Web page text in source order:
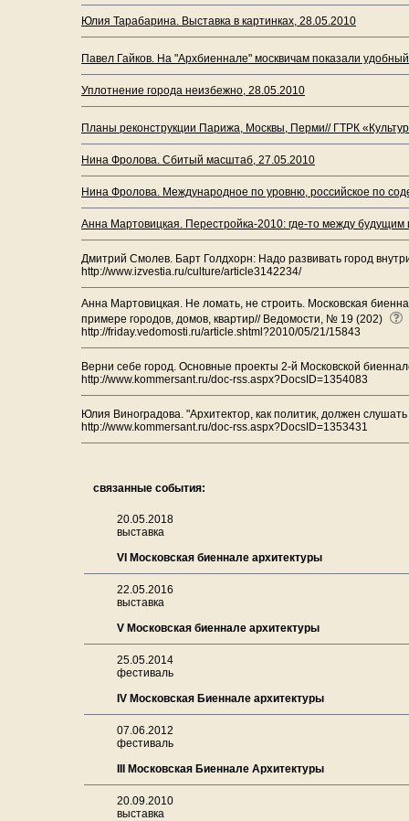
Юлия Тарабарина. Выставка в картинках, 28.05.2010
Павел Гайков. На "Архбиеннале" москвичам показали
Уплотнение города неизбежно, 28.05.2010
Планы реконструкции Парижа, Москвы, Перми// ГТРК
Нина Фролова. Сбитый масштаб, 27.05.2010
Нина Фролова. Международное по уровню, российское по
Анна Мартовицкая. Перестройка-2010: где-то между будущим
Дмитрий Смолев. Барт Голдхорн: Надо развивать город
http://www.izvestia.ru/culture/article3142234/
Анна Мартовицкая. Не ломать, не строить. Московская
примере городов, домов, квартир// Ведомости, № 19 (202)
http://friday.vedomosti.ru/article.shtml?2010/05/21/15843
Верни себе город. Основные проекты 2-й Московской
http://www.kommersant.ru/doc-rss.aspx?DocsID=1354083
Юлия Виноградова. "Архитектор, как политик, должен
http://www.kommersant.ru/doc-rss.aspx?DocsID=1353431
связанные события:
20.05.2018
выставка
VI Московская биеннале архитектуры
22.05.2016
выставка
V Московская биеннале архитектуры
25.05.2014
фестиваль
IV Московская Биеннале архитектуры
07.06.2012
фестиваль
III Московская Биеннале Архитектуры
20.09.2010
выставка